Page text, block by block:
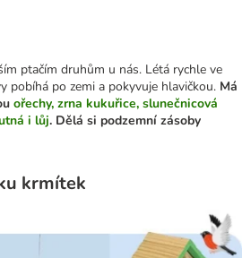
ptačím druhům u nás. Létá rychle ve
pobíhá po zemi a pokyvuje hlavičkou. Má
ořechy, zrna kukuřice, slunečnicová
i lůj. Dělá si podzemní zásoby
krmítek